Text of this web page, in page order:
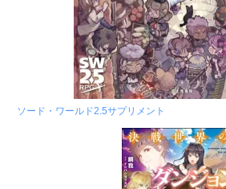
ソード・ワールド2.5サプリメント